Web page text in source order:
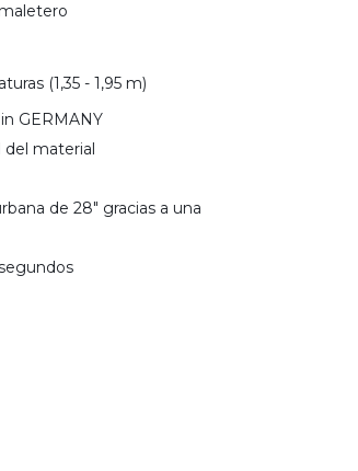
(1,35 - 1,95 m)
GERMANY
material
de 28" gracias a una